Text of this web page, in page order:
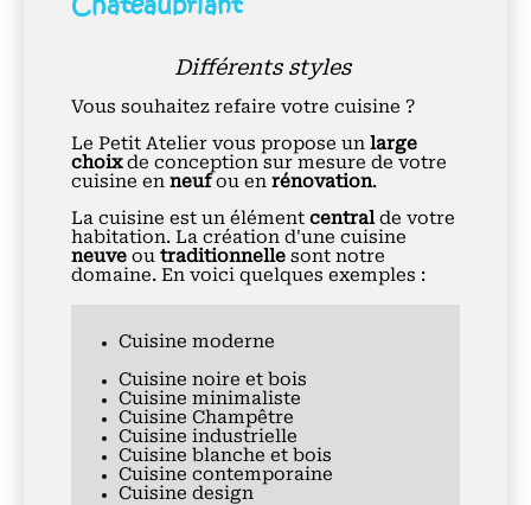
Différents styles
Vous souhaitez refaire votre cuisine ?
Le Petit Atelier vous propose un large
choixde conception sur mesure de votre
cuisine en neufou en rénovation.
La cuisine est un élément centralde votre
habitation. La création d'une cuisine
neuve ou traditionnelle sont notre
domaine. En voici quelques exemples :
Cuisine moderne
Cuisine noire et bois
Cuisine minimaliste
Cuisine Champêtre
Cuisine industrielle
Cuisine blanche et bois
Cuisine contemporaine
Cuisine design